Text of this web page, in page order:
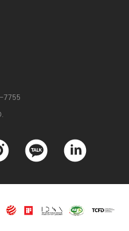
7755
카
오
톡
크
드
인